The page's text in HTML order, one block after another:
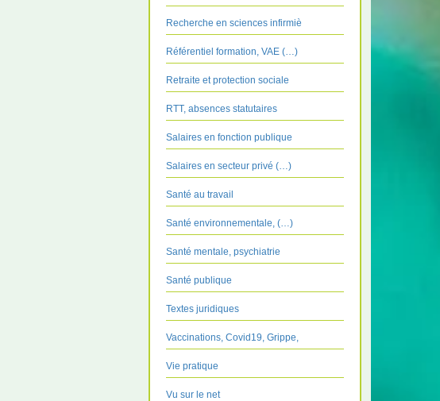
Recherche en sciences infirmiè
Référentiel formation, VAE (…)
Retraite et protection sociale
RTT, absences statutaires
Salaires en fonction publique
Salaires en secteur privé (…)
Santé au travail
Santé environnementale, (…)
Santé mentale, psychiatrie
Santé publique
Textes juridiques
Vaccinations, Covid19, Grippe,
Vie pratique
Vu sur le net